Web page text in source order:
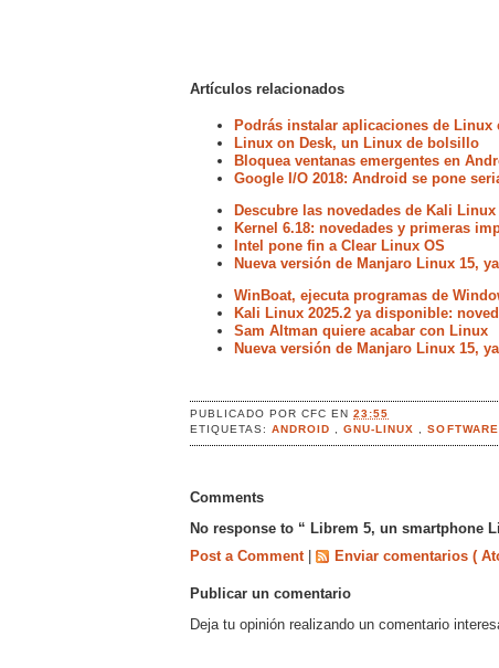
Artículos relacionados
Podrás instalar aplicaciones de Linux
Linux on Desk, un Linux de bolsillo
Bloquea ventanas emergentes en
Google I/O 2018: Android se pone
Descubre las novedades de Kali Linux
Kernel 6.18: novedades y primeras
Intel pone fin a Clear Linux OS
Nueva versión de Manjaro Linux 15,
WinBoat, ejecuta programas de
Kali Linux 2025.2 ya disponible:
Sam Altman quiere acabar con Linux
Nueva versión de Manjaro Linux 15,
PUBLICADO PORCFCEN23:55
ETIQUETAS:ANDROID ,GNU-LINUX ,
Comments
No response to “ Librem 5, un smartphone
Post a Comment
Enviar comentarios (
Publicar un comentario
Deja tu opinión realizando un comentario